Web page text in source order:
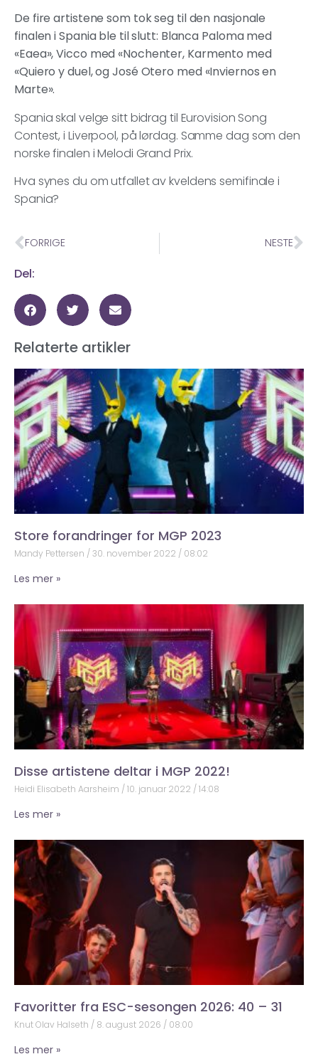
De fire artistene som tok seg til den nasjonale
finalen i Spania ble til slutt: Blanca Paloma med
«Eaea», Vicco med «Nochenter, Karmento med
«Quiero y duel, og José Otero med «Inviernos en
Marte».
Spania skal velge sitt bidrag til Eurovision Song
Contest, i Liverpool, på lørdag. Samme dag som den
norske finalen i Melodi Grand Prix.
Hva synes du om utfallet av kveldens semifinale i
Spania?
FORRIGE NESTE
Del:
Relaterte artikler
Store forandringer for MGP 2023
Mandy Pettersen 30. november 2022 08:02
Les mer »
Disse artistene deltar i MGP 2022!
Heidi Elisabeth Aarsheim 10. januar 2022 14:08
Les mer »
Favoritter fra ESC-sesongen 2026: 40 – 31
Knut Olav Halseth 8. august 2026 08:00
Les mer »